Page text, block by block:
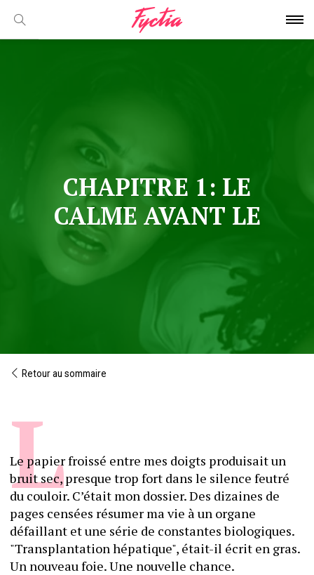
CHAPITRE 1: LE
CALME AVANT LE
Retour au sommaire
Le papier froissé entre mes doigts produisait un
bruit sec, presque trop fort dans le silence feutré
du couloir. C’était mon dossier. Des dizaines de
pages censées résumer ma vie à un organe
défaillant et une série de constantes biologiques.
"Transplantation hépatique", était-il écrit en gras.
Un nouveau foie. Une nouvelle chance.